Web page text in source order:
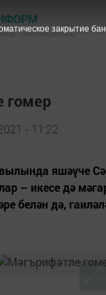
- Мөслим районы
гомер
- 11:22
яшәүче
– икесе дә
белән дә,
закрытие